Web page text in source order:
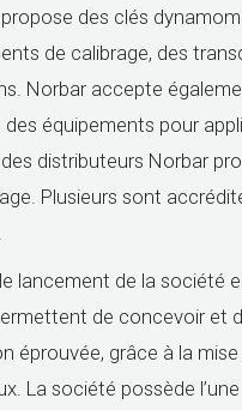
des clés
de calibrage, des
Norbar accepte
des équipements pour
distributeurs Norbar
Plusieurs sont
lancement de la société
de concevoir et
éprouvée, grâce à la
La société possède